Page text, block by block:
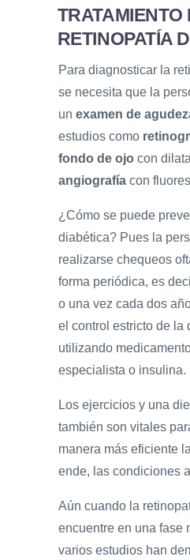
TRATAMIENTO
RETINOPATÍA
Para diagnosticar la
se necesita que la
un examen de
estudios como
fondo de ojo con
angiografía con
¿Cómo se puede
diabética? Pues la
realizarse chequeos
forma periódica, es
o una vez cada dos
el control estricto de la
utilizando
especialista o insulina.
Los ejercicios y una
también son vitales
manera más eficiente
ende, las condiciones
Aún cuando la
encuentre en una fase
varios estudios han